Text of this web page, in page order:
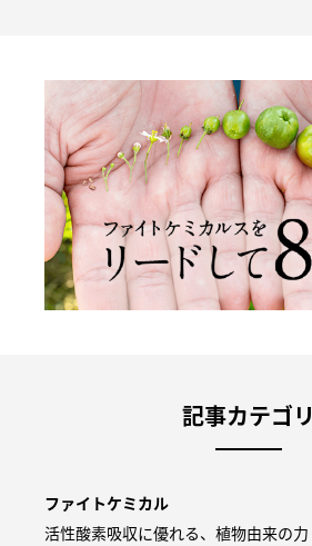
記事カテゴリ
ファイトケミカル
活性酸素吸収に優れる、植物由来の力